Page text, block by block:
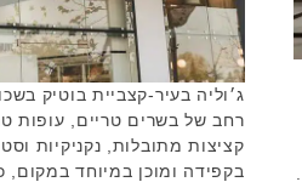
ג׳וליה בעיר-קצביית בוטיק
רחב של בשרים טריים, עופות
קציצות מתובלות, נקניקיות
בקפידה ומוכן במיוחד במקום,